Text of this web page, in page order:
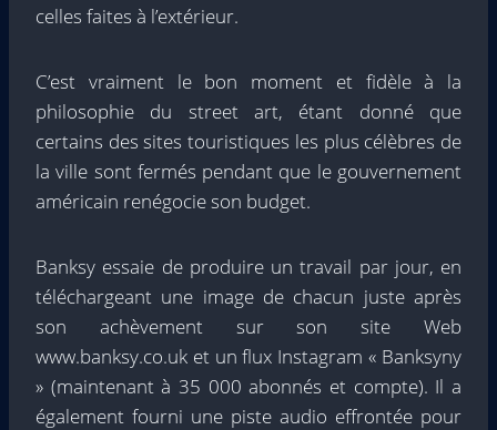
celles faites à l’extérieur.
C’est vraiment le bon moment et fidèle à la
philosophie du street art, étant donné que
certains des sites touristiques les plus célèbres de
la ville sont fermés pendant que le gouvernement
américain renégocie son budget.
Banksy essaie de produire un travail par jour, en
téléchargeant une image de chacun juste après
son achèvement sur son site Web
www.banksy.co.uk et un flux Instagram « Banksyny
» (maintenant à 35 000 abonnés et compte). Il a
également fourni une piste audio effrontée pour